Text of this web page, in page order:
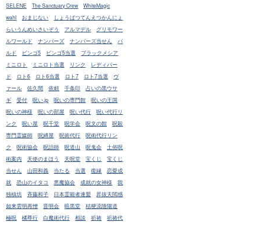
SELENE
The Sanctuary Crew
WhiteMagic
wahl
おまじない
しょうばつてんえつかんにょ
らいうんめいさいぞう
アルマデル
グリモワー
ルワールド
ナンバーズ ナンバーズ当せん
バ
ルド
ビンゴ5 ビンゴ5当選
ブラックメシア
ミニロト
ミニロト当選 リンク
レディバー
ド
ロト6 ロト6当選 ロト7 ロト7当選
ヴ
ァール
佐久間 依頼 千条印
占いの黒ウサ
ギ
受付 呪い.jp 呪いの専門館
呪いの王国
呪いの神様
呪いの部屋 呪い代行
呪い代行リ
ンク
呪い屋 呪千堂 呪学会 呪文の館
呪殺
専門霊媒師
呪縛屋 呪術代行
呪術代行リン
ク
呪術協会 呪詛師 呪道山 呪鬼会
土俗呪
術案内
天使のまほう 天呪堂 宝くじ
宝くじ
当せん
山田和義 当たる 当選 復縁
恋愛成
就
恐山のイタコ 悪魔協会 成就の女神様
我
独槙坊
斉藤和子 日本霊能者連盟
昇抜天閲感
如来雲明再憎
晋明会 暗黒堂
桔梗流陰陽道
極呪
橘尊行 白魔術代行 相談 祈祷
祈祷代